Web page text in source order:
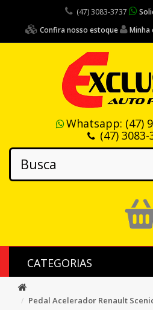
(47) 3083-3737
Confira nosso estoque
Minha
Whatsapp: (47)
(47) 3083-
CATEGORIAS
Pedal Acelerador Renault Scenic